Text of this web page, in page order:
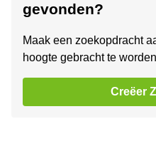
gevonden?
Maak een zoekopdracht
hoogte gebracht te
Creëer